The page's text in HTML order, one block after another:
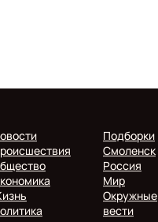
Подборки
Смоленск
Россия
Мир
Окружные
вести